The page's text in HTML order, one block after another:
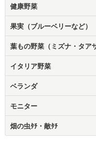
健康野菜
果実（ブルーベリーなど）
葉もの野菜（ミズナ・タア
イタリア野菜
ベランダ
モニター
畑の虫ﾀﾁ・敵ﾀﾁ